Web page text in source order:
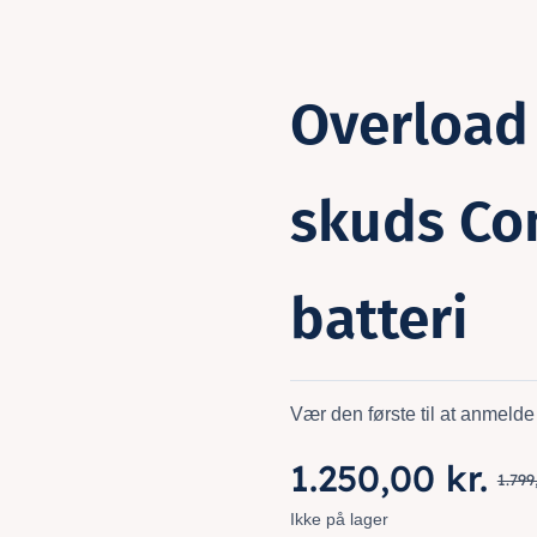
Overload
skuds
batteri
Vær den første til at anmelde
1.250,00 kr.
Ikke på lager